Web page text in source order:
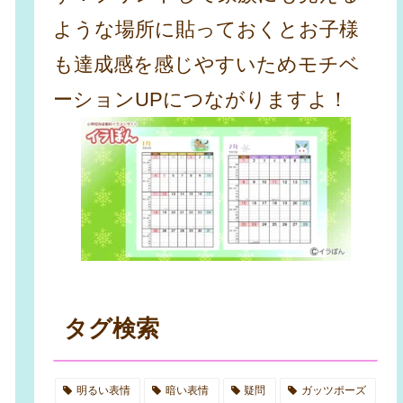
ような場所に貼っておくとお子様
も達成感を感じやすいためモチベ
ーションUPにつながりますよ！
タグ検索
明るい表情 暗い表情 疑問 ガッツポーズ